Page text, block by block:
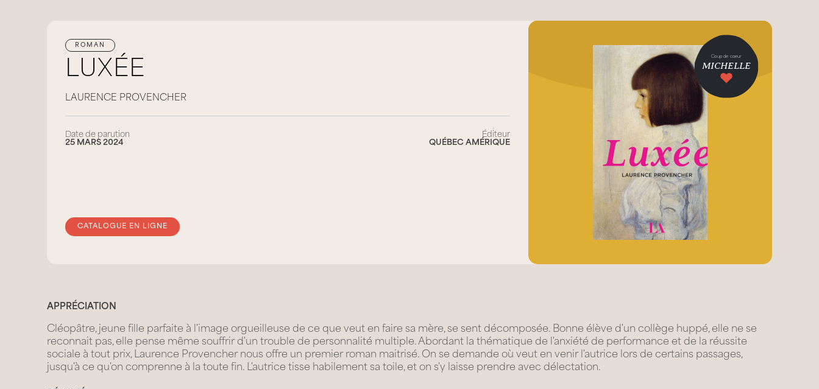
ROMAN
LUXÉE
LAURENCE PROVENCHER
Date de parution
25 MARS 2024
Éditeur
QUÉBEC AMÉRIQUE
CATALOGUE EN LIGNE
Coup de coeur
MICHELLE
APPRÉCIATION
Cléopâtre, jeune fille parfaite à l'image orgueilleuse de ce que veut en faire sa mère, se sent décomposée. Bonne élève d'un collège huppé, elle ne se
reconnait pas, elle pense même souffrir d'un trouble de personnalité multiple. Abordant la thématique de l'anxiété de performance et de la réussite
sociale à tout prix, Laurence Provencher nous offre un premier roman maitrisé. On se demande où veut en venir l'autrice lors de certains passages,
jusqu'à ce qu'on comprenne à la toute fin. L'autrice tisse habilement sa toile, et on s'y laisse prendre avec délectation.